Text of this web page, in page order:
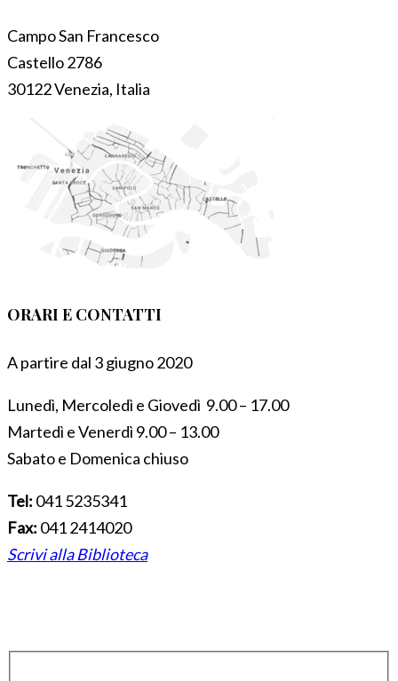
Campo San Francesco
Castello 2786
30122 Venezia, Italia
ORARI E CONTATTI
A partire dal 3 giugno 2020
Lunedì, Mercoledì e Giovedì 9.00 – 17.00
Martedì e Venerdì 9.00 – 13.00
Sabato e Domenica chiuso
Tel: 041 5235341
Fax: 041 2414020
Scrivi alla Biblioteca